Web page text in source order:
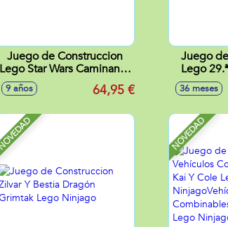
Juego de Construccion
Lego Star Wars Caminante
9 años 64,95 €
Juego
Lego
36 meses
NOVEDAD